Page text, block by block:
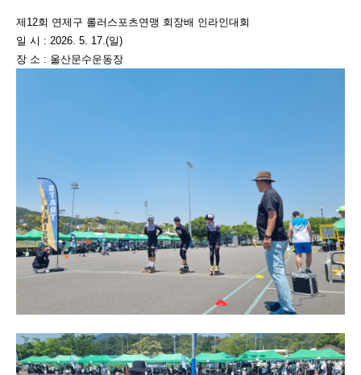
제12회 연제구 롤러스포츠연맹 회장배 인라인대회
일 시 : 2026. 5. 17.(일)
장 소 : 울산문수운동장